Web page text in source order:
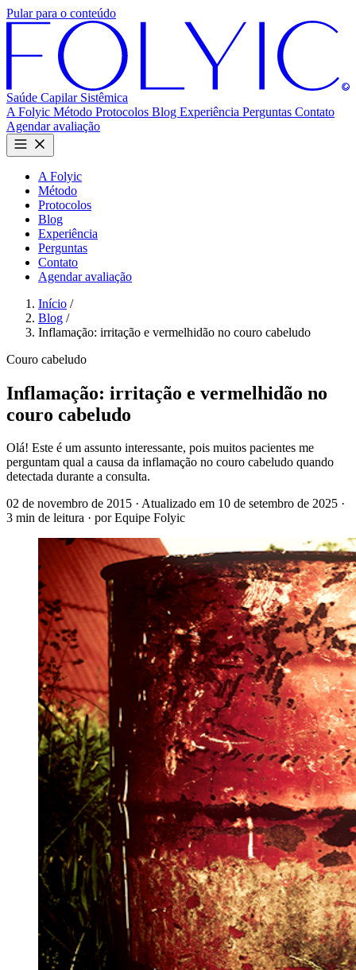
Pular para o conteúdo
Saúde Capilar Sistêmica
A Folyic Método Protocolos Blog Experiência Perguntas Contato
Agendar avaliação
A Folyic
Método
Protocolos
Blog
Experiência
Perguntas
Contato
Agendar avaliação
Início /
Blog /
Inflamação: irritação e vermelhidão no couro cabeludo
Couro cabeludo
Inflamação: irritação e vermelhidão no
couro cabeludo
Olá! Este é um assunto interessante, pois muitos pacientes me
perguntam qual a causa da inflamação no couro cabeludo quando
detectada durante a consulta.
02 de novembro de 2015 · Atualizado em 10 de setembro de 2025 ·
3 min de leitura · por Equipe Folyic